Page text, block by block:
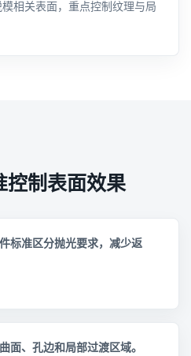
相关表面，重点控制纹理与局
控制表面效果
标准区分抛光要求，减少返
面、孔边和局部过渡区域。